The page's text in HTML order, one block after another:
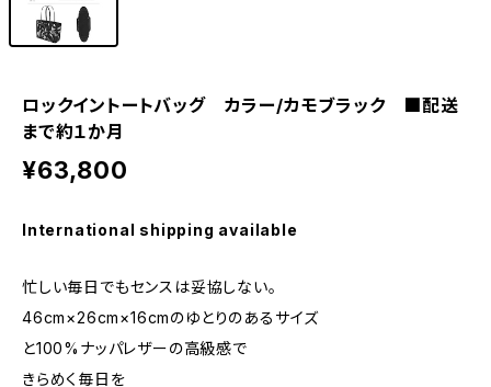
ロックイントートバッグ カラー/カモブラック ■配送
まで約１か月
¥63,800
International shipping available
忙しい毎日でもセンスは妥協しない。
46cm×26cm×16cmのゆとりのあるサイズ
と100%ナッパレザーの高級感で
きらめく毎日を